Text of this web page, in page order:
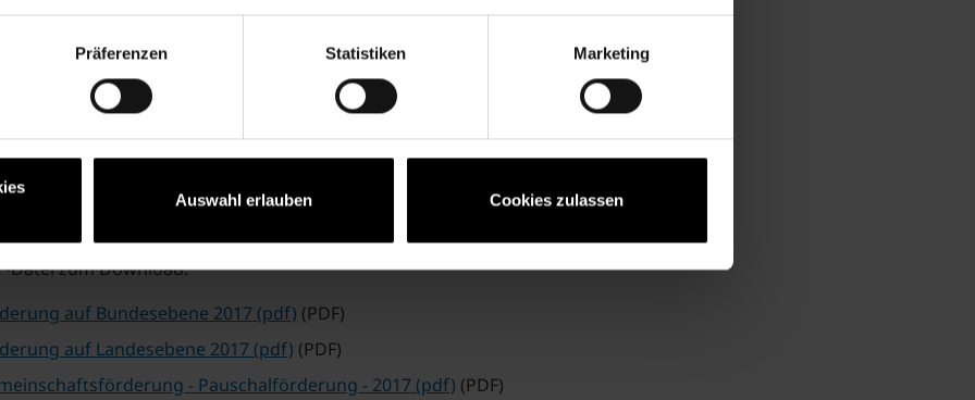
Präferenzen Statistiken Marketing
Auswahl erlauben Cookies zulassen
ARGE Selbsthilfe:
Datei zum Download:
auf Bundesebene 2017 (pdf) (PDF)
auf Landesebene 2017 (pdf) (PDF)
- Pauschalförderung - 2017 (pdf) (PDF)